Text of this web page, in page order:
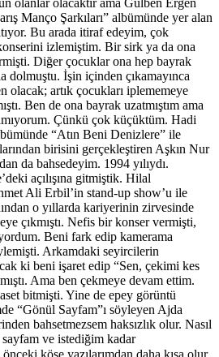
Manço Şarkıları” albümünde yer alan
Bu arada itiraf edeyim, çok
izlemiştim. Bir sirk ya da ona
Diğer çocuklar ona hep bayrak
dolmuştu. İşin içinden çıkamayınca
olacak; artık çocukları iplememeye
Ben de ona bayrak uzatmıştım ama
Çünkü çok küçüktüm. Hadi
“Atın Beni Denizlere” ile
birisini gerçekleştiren Aşkın Nur
da bahsedeyim. 1994 yılıydı.
açılışına gitmiştik. Hilal
Ali Erbil’in stand-up show’u ile
o yıllarda kariyerinin zirvesinde
çıkmıştı. Nefis bir konser vermişti,
Beni fark edip kamerama
Arkamdaki seyircilerin
ki beni işaret edip “Sen, çekimi kes
Ama ben çekmeye devam ettim.
bitmişti. Yine de epey görüntü
“Gönül Sayfam”ı söyleyen Ajda
bahsetmezsem haksızlık olur. Nasıl
ve istediğim kadar
köşe yazılarımdan daha kısa olur.